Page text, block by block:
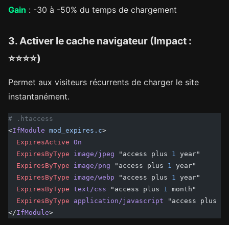
Gain : -30 à -50% du temps de chargement
3. Activer le cache navigateur (Impact :
⭐⭐⭐⭐)
Permet aux visiteurs récurrents de charger le site
instantanément.
# .htaccess
<IfModule mod_expires.c>
  ExpiresActive
On
  ExpiresByType
image/jpeg "access plus 1
year"
  ExpiresByType
image/png "access plus 1
year"
  ExpiresByType
image/webp "access plus 1
year"
  ExpiresByType
text/css "access plus 1
month"
  ExpiresByType
application/javascript "access plus
</IfModule>